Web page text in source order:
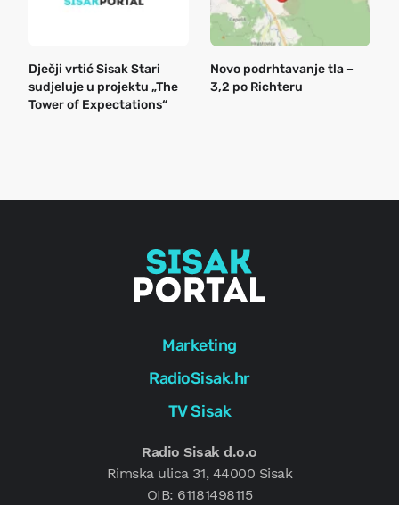
Dječji vrtić Sisak Stari
sudjeluje u projektu „The
Tower of Expectations“
Novo podrhtavanje tla –
3,2 po Richteru
Marketing
RadioSisak.hr
TV Sisak
Radio Sisak d.o.o
Rimska ulica 31, 44000 Sisak
OIB: 61181498115